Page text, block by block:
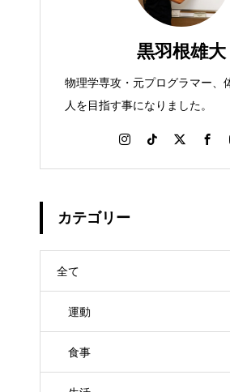
黒羽根雄大
物理学専攻・元プログラマー、
人を目指す事になりました。
カテゴリー
全て
運動
食事